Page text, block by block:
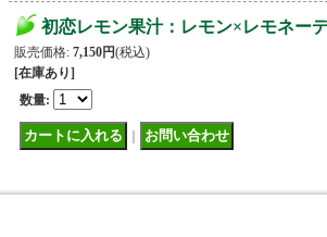
初恋レモン果汁：レモン×レモネー
販売価格: 7,150円(税込)
[在庫あり]
数量: